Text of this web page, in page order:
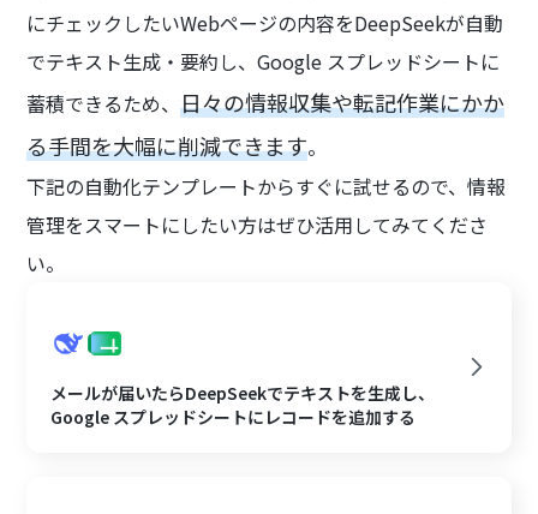
にチェックしたいWebページの内容をDeepSeekが自動
でテキスト生成・要約し、Google スプレッドシートに
蓄積できるため、日々の情報収集や転記作業にかか
る手間を大幅に削減できます。
下記の自動化テンプレートからすぐに試せるので、情報
管理をスマートにしたい方はぜひ活用してみてくださ
い。
メールが届いたらDeepSeekでテキストを生成し、
Google スプレッドシートにレコードを追加する